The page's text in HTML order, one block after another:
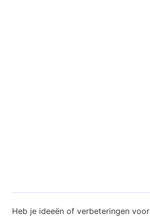
Heb je ideeën of verbeteringen voor